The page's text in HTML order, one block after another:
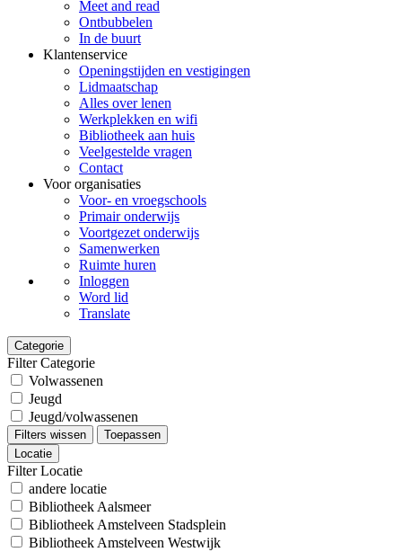
Meet and read
Ontbubbelen
In de buurt
Klantenservice
Openingstijden en vestigingen
Lidmaatschap
Alles over lenen
Werkplekken en wifi
Bibliotheek aan huis
Veelgestelde vragen
Contact
Voor organisaties
Voor- en vroegschools
Primair onderwijs
Voortgezet onderwijs
Samenwerken
Ruimte huren
Inloggen
Word lid
Translate
Categorie
Filter Categorie
Volwassenen
Jeugd
Jeugd/volwassenen
Filters wissen
Toepassen
Locatie
Filter Locatie
andere locatie
Bibliotheek Aalsmeer
Bibliotheek Amstelveen Stadsplein
Bibliotheek Amstelveen Westwijk